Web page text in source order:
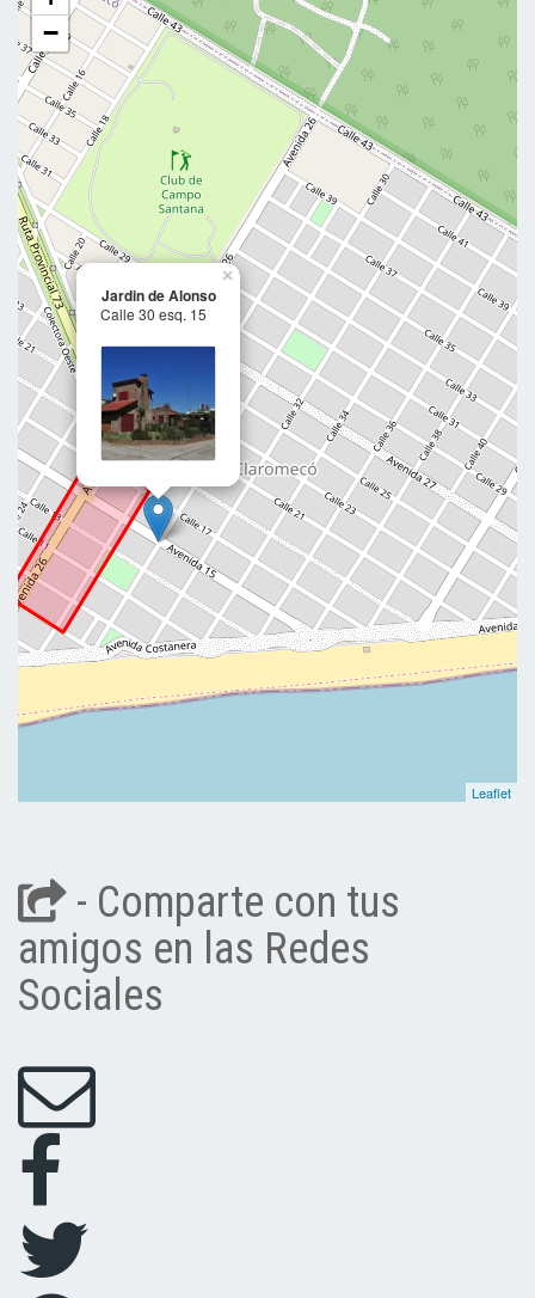
Jardin de Alonso
Calle 30 esq. 15
×
−
Leaflet
- Comparte con tus
amigos en las Redes
Sociales